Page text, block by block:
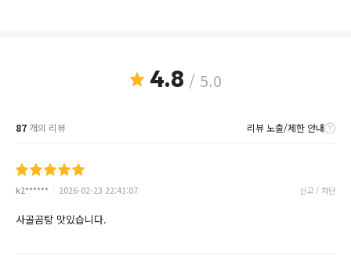
4.8 / 5.0
87개의 리뷰 리뷰 노출/제한 안내
k2****** 2026-02-23 22:41:07 신고 / 차단
사골곰탕 맛있습니다.